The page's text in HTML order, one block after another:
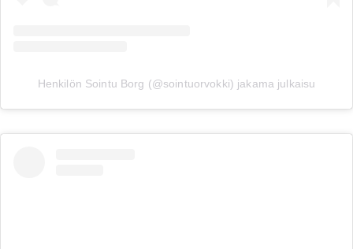
Henkilön Sointu Borg (@sointuorvokki) jakama julkaisu